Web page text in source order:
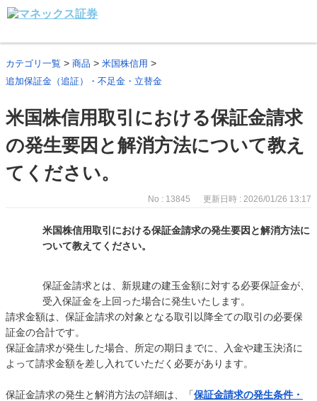
カテゴリ一覧 > 商品 > 米国株信用 >
追加保証金（追証）・不足金・立替金
米国株信用取引における保証金請求
の発生要因と解消方法について教え
てください。
No : 13845 更新日時 : 2026/01/26 13:17
米国株信用取引における保証金請求の発生要因と解消方法に
ついて教えてください。
保証金請求とは、新規建の建玉金額に対する必要保証金が、
受入保証金を上回った場合に発生いたします。
請求金額は、保証金請求の対象となる取引以降全ての取引の必要保
証金の合計です。
保証金請求が発生した場合、所定の期日までに、入金や建玉決済に
よって請求金額を差し入れていただく必要があります。
保証金請求の発生と解消方法の詳細は、「保証金請求の発生条件・